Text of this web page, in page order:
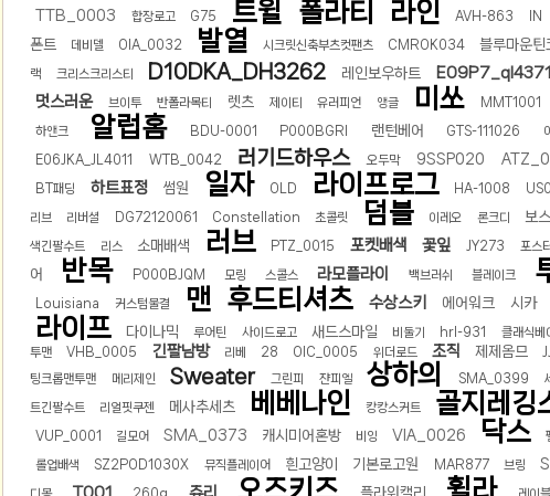
익명 게시판
고민 게시판
결정 장애
베스트 유머
유머 게시판
스포츠
TTB_0003 합장로고 G75 트윌 폴라티 라인 AVH-863 IN
폰트
데비델 OIA_0032 발열 시크릿신축부츠컷팬츠 CMROK034 블루마운틴
랙 크리스크리스티 D10DKA_DH3262 레인보우하트 E09P7_ql4371
멋스러운 브이투 반폴라목티 렛츠 제이티 유러피언 앵글 미쏘 MMT1001
하앤크 알럽홈 BDU-0001 P000BGRI 랜턴베어 GTS-111026
E06JKA_JL4011 WTB_0042 러기드하우스 오두막 9SSP020
BT패딩 하트표정 썸원 일자 OLD 라이프로그 HA-1008
리브 리버셜 DG72120061 Constellation 초콜릿 덤블 이레오 론크디 보
색긴팔수트 리스 소매배색 러브 PTZ_0015 포켓배색 꽃잎 JY273 포스터
어
반목 P000BJQM 모링 스콜스 라모플라이 백브러쉬 블레이크
Louisiana 커스텀물결 맨 후드티셔츠 수상스키 에어워크 시카
라이프 다이나믹 루어틴 사이드로고 새드스마일 비둘기 hrl-931 클래식베
투맨
VHB_0005 긴팔남방 리베 28 OIC_0005 위더로드 조직 제제옴므
팅크롭맨투맨
메리제인 Sweater 그린피 쟌피엘 상하의 SMA_0399
트긴팔수트 리얼핏쿠젠 메사추세츠 베베나인 캉캉스커트 골지레깅
VUP_0001 길모어 SMA_0373 캐시미어혼방 비잉 VIA_0026 닥스
롤업배색 SZ2POD1030X 뮤직플레이어 흰고양이 기본로고원 MAR877 브링
오즈키즈 플라워캘리 휠라